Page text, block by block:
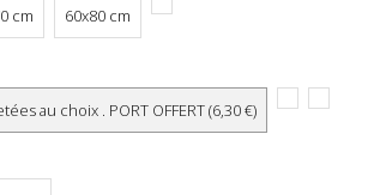
cm 60x80 cm
au choix . PORT OFFERT (6,30 €)